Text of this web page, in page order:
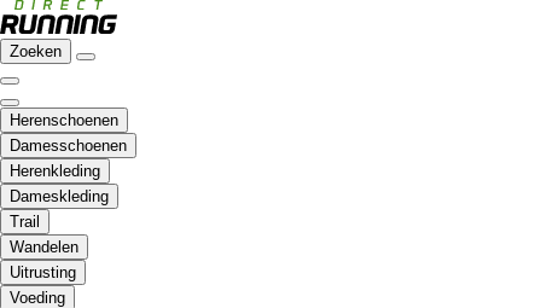
Zoeken
Herenschoenen
Damesschoenen
Herenkleding
Dameskleding
Trail
Wandelen
Uitrusting
Voeding